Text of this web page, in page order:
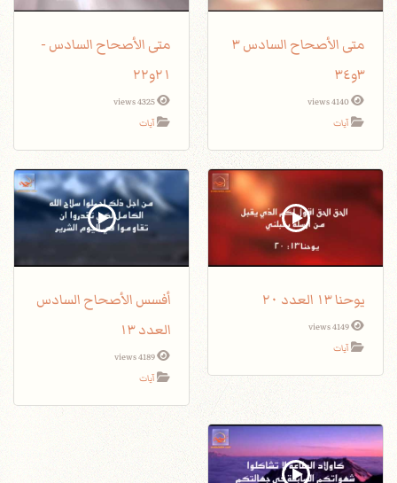
متى الأصحاح السادس ٣
٣و٣٤
4140 views
آيات
متى الأصحاح السادس -
٢١و٢٢
4325 views
آيات
يوحنا ١٣ العدد ٢٠
4149 views
آيات
أفسس الأصحاح السادس
العدد ١٣
4189 views
آيات